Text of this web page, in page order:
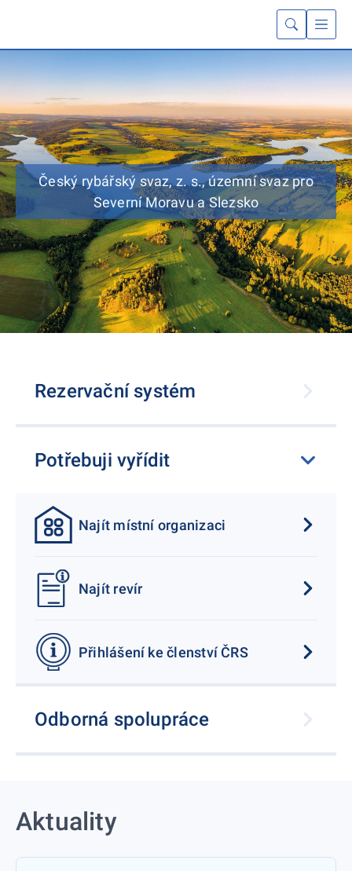
Český rybářský svaz, z. s., územní svaz pro
Severní Moravu a Slezsko
Rezervační systém
Potřebuji vyřídit
Najít místní organizaci
Najít revír
Přihlášení ke členství ČRS
Odborná spolupráce
Aktuality